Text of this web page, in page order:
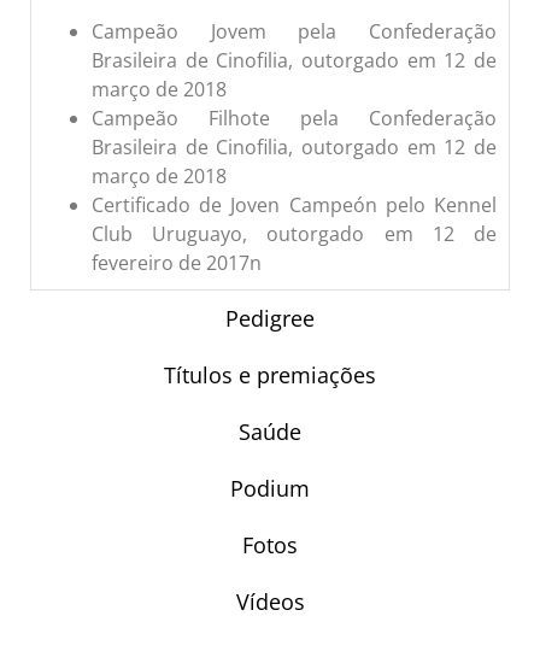
Pedigree
Títulos e premiações
Saúde
Podium
Fotos
Vídeos
Campeão Jovem pela Confederação
Brasileira de Cinofilia, outorgado em 12 de
março de 2018
Campeão Filhote pela Confederação
Brasileira de Cinofilia, outorgado em 12 de
março de 2018
Certificado de Joven Campeón pelo Kennel
Club Uruguayo, outorgado em 12 de
fevereiro de 2017n